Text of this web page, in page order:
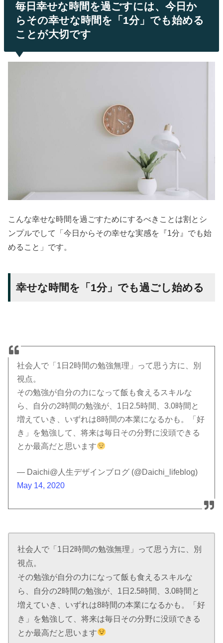
毎日幸せな時間を過ごすには、今日か
らその幸せな時間を「1分」でも始める
ことが大切です
こんな幸せな時間を過ごすためにするべきことは割とシ
ンプルでして「今日からその幸せな実感を『1分』でも始
めること」です。
幸せな時間を「1分」でも過ごし始める
社会人で「1日2時間の勉強無理」って思う方に、別
視点。
その勉強が自分の力になって飯も食えるスキルな
ら、自分の2時間の勉強が、1日2.5時間、3.0時間と
増えていき、いずれは8時間の本業になるかも。「好
き」を勉強して、将来は毎日その分野に没頭できる
とか最高だと思います
— Daichi@人生デザインブログ (@Daichi_lifeblog)
May 14, 2020
社会人で「1日2時間の勉強無理」って思う方に、別
視点。
その勉強が自分の力になって飯も食えるスキルな
ら、自分の2時間の勉強が、1日2.5時間、3.0時間と
増えていき、いずれは8時間の本業になるかも。「好
き」を勉強して、将来は毎日その分野に没頭できる
とか最高だと思います